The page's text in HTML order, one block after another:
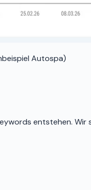
Autospa)
entstehen.